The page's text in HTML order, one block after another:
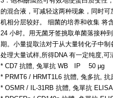
的混合液，可减轻这两种现象，同时
机相分层较好。 细菌的培养和收集 将
24 小时。用无菌牙签挑取单菌落接种
期。小量提取法对于从大量转化子中
处理大量试样,所得DNA 有一定纯度,可
* CD7 抗體, 兔單抗 WB IP 50 µg
* PRMT6 / HRMT1L6 抗體, 兔多抗,
* OSMR / IL-31RB 抗體, 兔單抗